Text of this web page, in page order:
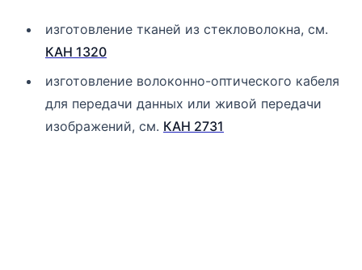
изготовление тканей из стекловолокна, см.
КАН 1320
изготовление волоконно-оптического кабеля
для передачи данных или живой передачи
изображений, см. КАН 2731